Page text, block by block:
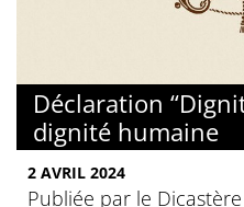
Déclaration
dignité humaine
2 AVRIL 2024
Publiée par le